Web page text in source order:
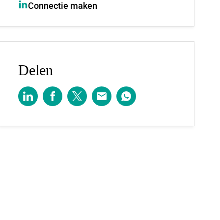
Connectie maken
Delen